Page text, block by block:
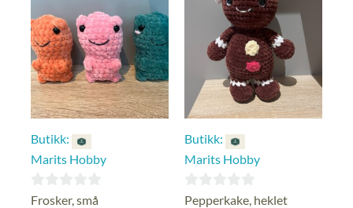
Butikk:
Marits Hobby
0
Frosker, små
Butikk:
Marits Hobby
0
Pepperkake, heklet